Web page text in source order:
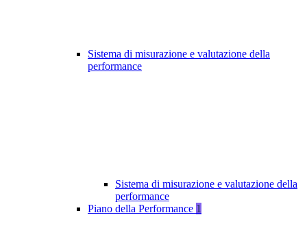
Sistema di misurazione e valutazione della
performance
Sistema di misurazione e valutazione della
performance
Piano della Performance 1